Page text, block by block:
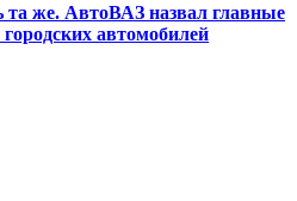
же. АвтоВАЗ назвал главные
автомобилей